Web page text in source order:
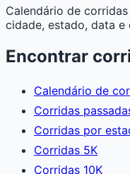
Calendário de
cidade, estado, data e
Encontrar
Calendário de
Corridas
Corridas por
Corridas 5K
Corridas 10K